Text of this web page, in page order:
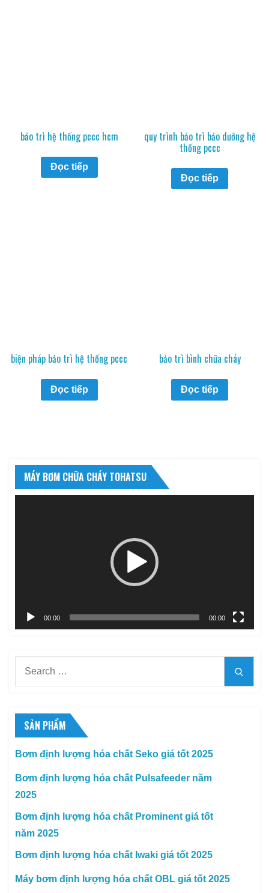
bảo trì hệ thống pccc hcm
Đọc tiếp
quy trình bảo trì bảo dưỡng hệ
thống pccc
Đọc tiếp
biện pháp bảo trì hệ thống pccc
Đọc tiếp
bảo trì bình chữa cháy
Đọc tiếp
MÁY BƠM CHỮA CHÁY TOHATSU
00:00 00:00
SẢN PHẨM
Bơm định lượng hóa chất Seko giá tốt 2025
Bơm định lượng hóa chất Pulsafeeder năm
2025
Bơm định lượng hóa chất Prominent giá tốt
năm 2025
Bơm định lượng hóa chất Iwaki giá tốt 2025
Máy bơm định lượng hóa chất OBL giá tốt 2025